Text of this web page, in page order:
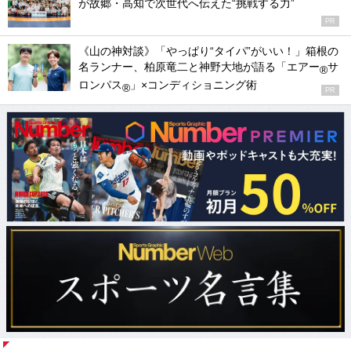
が故郷・高知で次世代へ伝えた“挑戦する力”
PR
《山の神対談》「やっぱり“タイパ”がいい！」箱根の
名ランナー、柏原竜二と神野大地が語る「エアー®サ
ロンパス® 」×コンディショニング術 PR